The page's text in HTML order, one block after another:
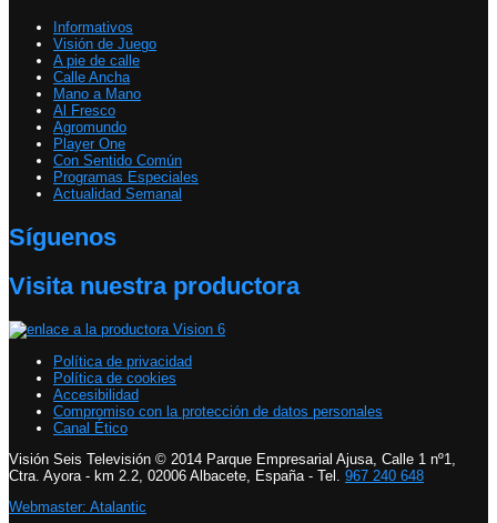
Informativos
Visión de Juego
A pie de calle
Calle Ancha
Mano a Mano
Al Fresco
Agromundo
Player One
Con Sentido Común
Programas Especiales
Actualidad Semanal
Síguenos
Visita nuestra productora
Política de privacidad
Política de cookies
Accesibilidad
Compromiso con la protección de datos personales
Canal Ético
Visión Seis Televisión © 2014 Parque Empresarial Ajusa, Calle 1 nº1,
Ctra. Ayora - km 2.2, 02006 Albacete, España - Tel. 967 240 648
Webmaster: Atalantic